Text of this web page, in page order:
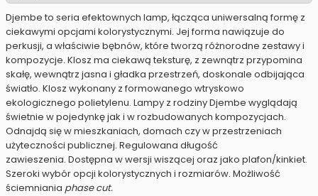
Djembe to seria efektownych lamp, łącząca uniwersalną formę z
ciekawymi opcjami kolorystycznymi. Jej forma nawiązuje do
perkusji, a właściwie bębnów, które tworzą różnorodne zestawy i
kompozycje. Klosz ma ciekawą teksturę, z zewnątrz przypomina
skałę, wewnątrz jasna i gładka przestrzeń, doskonale odbijająca
światło. Klosz wykonany z formowanego wtryskowo
ekologicznego polietylenu. Lampy z rodziny Djembe wyglądają
świetnie w pojedynkę jak i w rozbudowanych kompozycjach.
Odnajdą się w mieszkaniach, domach czy w przestrzeniach
użyteczności publicznej. Regulowana długość
zawieszenia. Dostępna w wersji wiszącej oraz jako plafon/kinkiet.
Szeroki wybór opcji kolorystycznych i rozmiarów. Możliwość
ściemniania phase cut.